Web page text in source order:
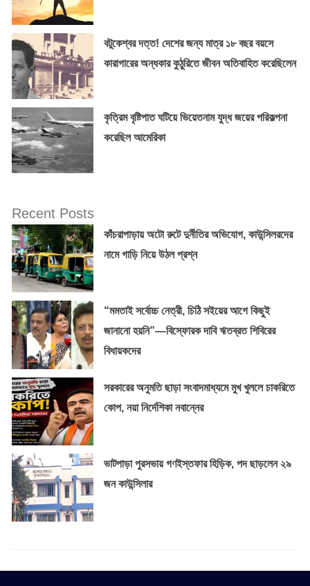
বটুকেশ্বর দত্ত! দেশের জন্য মাত্র ১৮ বছর বয়সে
কারাগারের অন্ধকার কুঠুরিতে জীবন অতিবাহিত করেছিলেন
কৃত্রিম বৃষ্টিপাত ঘটিয়ে ভিয়েতনাম যুদ্ধ জয়ের পরিকল্পনা
করেছিল আমেরিকা
Recent Posts
কাঁচরাপাড়ায় অটো রুটে দুর্নীতির অভিযোগ, কাউন্সিলরদের
নামে গাড়ি নিয়ে উঠল প্রশ্ন
“মমতাই সর্বোচ্চ নেত্রী, চিঠি সইয়ের আগে কিছুই
জানানো হয়নি”—বিস্ফোরক দাবি ঋতব্রত শিবিরের
বিধায়কদের
সরকারের অনুমতি ছাড়া সংবাদমাধ্যমে মুখ খুললে চাকরিতে
কোপ, নয়া নির্দেশিকা নবান্নের
ভাটপাড়া পুরসভায় গণইস্তফার হিড়িক, পদ ছাড়লেন ২৯
জন কাউন্সিলার